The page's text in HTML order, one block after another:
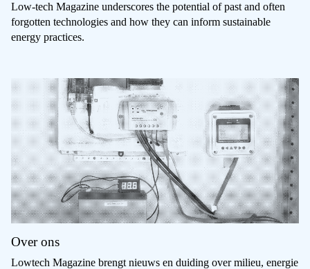
Low-tech Magazine underscores the potential of past and often
forgotten technologies and how they can inform sustainable
energy practices.
Over ons
Lowtech Magazine brengt nieuws en duiding over milieu, energie